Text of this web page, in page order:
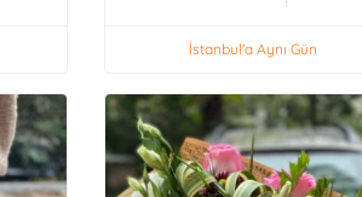
İstanbul'a Aynı Gün